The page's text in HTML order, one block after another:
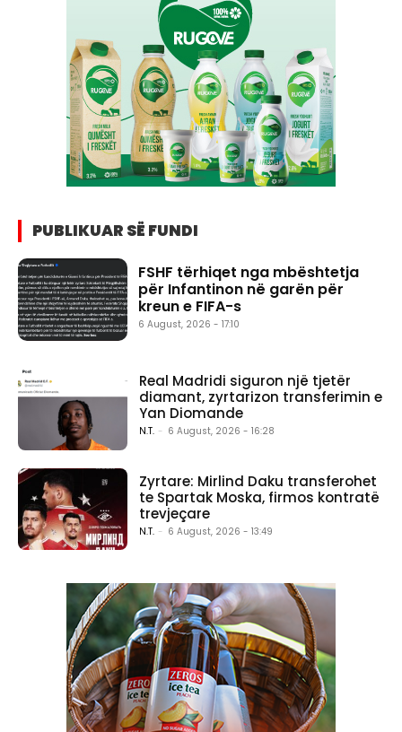
PUBLIKUAR SË FUNDI
FSHF tërhiqet nga mbështetja
për Infantinon në garën për
kreun e FIFA-s
6 August, 2026 - 17:10
Real Madridi siguron një tjetër
diamant, zyrtarizon transferimin e
Yan Diomande
N.T. - 6 August, 2026 - 16:28
Zyrtare: Mirlind Daku transferohet
te Spartak Moska, firmos kontratë
trevjeçare
N.T. - 6 August, 2026 - 13:49